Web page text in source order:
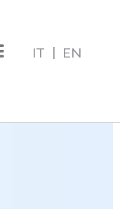
IT | EN